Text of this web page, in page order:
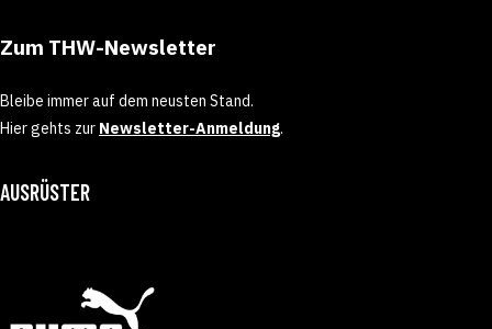
Zum THW-Newsletter
Bleibe immer auf dem neusten Stand.
Hier gehts zur Newsletter-Anmeldung.
AUSRÜSTER